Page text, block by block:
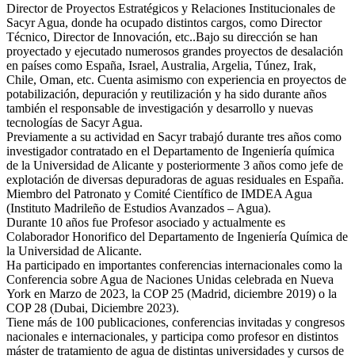
Director de Proyectos Estratégicos y Relaciones Institucionales de
Sacyr Agua, donde ha ocupado distintos cargos, como Director
Técnico, Director de Innovación, etc..Bajo su dirección se han
proyectado y ejecutado numerosos grandes proyectos de desalación
en países como España, Israel, Australia, Argelia, Túnez, Irak,
Chile, Oman, etc. Cuenta asimismo con experiencia en proyectos de
potabilización, depuración y reutilización y ha sido durante años
también el responsable de investigación y desarrollo y nuevas
tecnologías de Sacyr Agua.
Previamente a su actividad en Sacyr trabajó durante tres años como
investigador contratado en el Departamento de Ingeniería química
de la Universidad de Alicante y posteriormente 3 años como jefe de
explotación de diversas depuradoras de aguas residuales en España.
Miembro del Patronato y Comité Científico de IMDEA Agua
(Instituto Madrileño de Estudios Avanzados – Agua).
Durante 10 años fue Profesor asociado y actualmente es
Colaborador Honorifico del Departamento de Ingeniería Química de
la Universidad de Alicante.
Ha participado en importantes conferencias internacionales como la
Conferencia sobre Agua de Naciones Unidas celebrada en Nueva
York en Marzo de 2023, la COP 25 (Madrid, diciembre 2019) o la
COP 28 (Dubai, Diciembre 2023).
Tiene más de 100 publicaciones, conferencias invitadas y congresos
nacionales e internacionales, y participa como profesor en distintos
máster de tratamiento de agua de distintas universidades y cursos de